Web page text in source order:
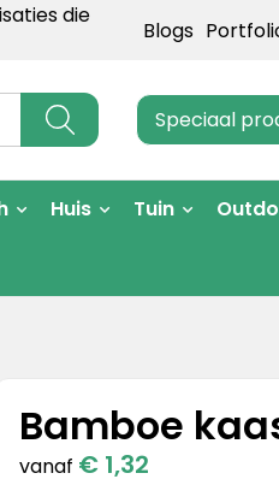
die
Blogs
Speciaal
Huis Tuin
Bamboe
vanaf € 1,32